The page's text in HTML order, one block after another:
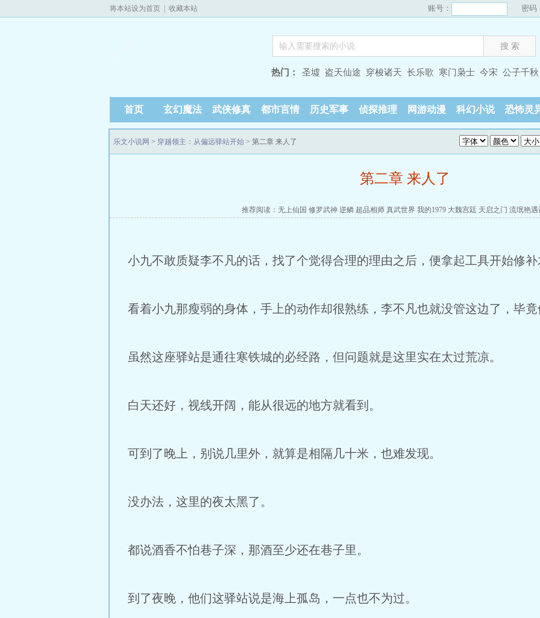
将本站设为首页 收藏本站 账号： 密码
热门： 圣墟 盗天仙途 穿梭诸天 长乐歌 寒门枭士 今宋 公子千秋
首页 玄幻魔法 武侠修真 都市言情 历史军事 侦探推理 网游动漫 科幻小说 恐怖灵
乐文小说网 > 穿越领主：从偏远驿站开始 > 第二章 来人了
第二章 来人了
推荐阅读： 无上仙国 修罗武神 逆鳞 超品相师 真武世界 我的1979 大魏宫廷 天启之门 流氓艳遇
小九不敢质疑李不凡的话，找了个觉得合理的理由之后，便拿起工具开始修
看着小九那瘦弱的身体，手上的动作却很熟练，李不凡也就没管这边了，毕
虽然这座驿站是通往寒铁城的必经路，但问题就是这里实在太过荒凉。
白天还好，视线开阔，能从很远的地方就看到。
可到了晚上，别说几里外，就算是相隔几十米，也难发现。
没办法，这里的夜太黑了。
都说酒香不怕巷子深，那酒至少还在巷子里。
到了夜晚，他们这驿站说是海上孤岛，一点也不为过。